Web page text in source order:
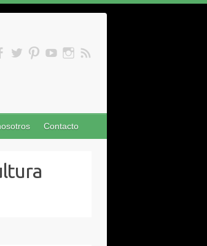
Contacto